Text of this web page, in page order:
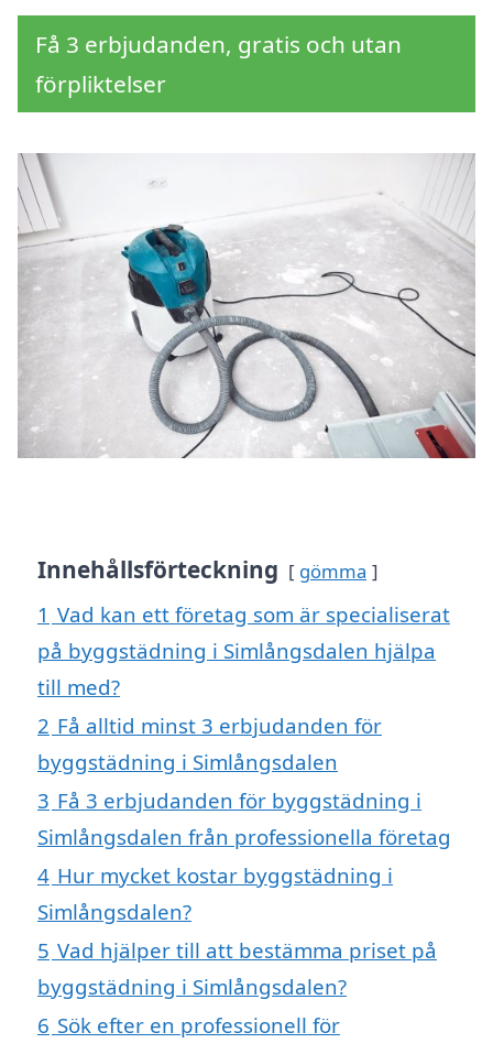
Få 3 erbjudanden, gratis och utan
förpliktelser
Innehållsförteckning gömma
1 Vad kan ett företag som är specialiserat
på byggstädning i Simlångsdalen hjälpa
till med?
2 Få alltid minst 3 erbjudanden för
byggstädning i Simlångsdalen
3 Få 3 erbjudanden för byggstädning i
Simlångsdalen från professionella företag
4 Hur mycket kostar byggstädning i
Simlångsdalen?
5 Vad hjälper till att bestämma priset på
byggstädning i Simlångsdalen?
6 Sök efter en professionell för